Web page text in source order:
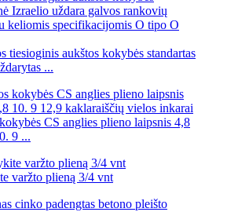
tiesioginis aukštos kokybės standartas
...
CS anglies plieno laipsnis 4,8
9 ...
varžto plieną 3/4 vnt